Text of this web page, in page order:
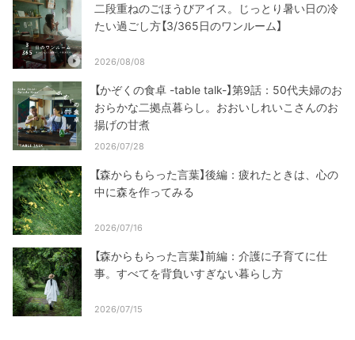
二段重ねのごほうびアイス。じっとり暑い日の冷
たい過ごし方【3/365日のワンルーム】
2026/08/08
【かぞくの食卓 -table talk-】第9話：50代夫婦のお
おらかな二拠点暮らし。おおいしれいこさんのお
揚げの甘煮
2026/07/28
【森からもらった言葉】後編：疲れたときは、心の
中に森を作ってみる
2026/07/16
【森からもらった言葉】前編：介護に子育てに仕
事。すべてを背負いすぎない暮らし方
2026/07/15